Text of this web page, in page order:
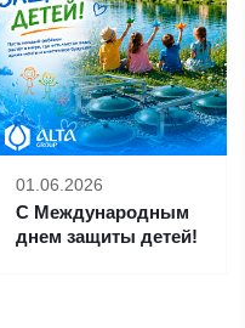
01.06.2026
С Международным
днем защиты детей!